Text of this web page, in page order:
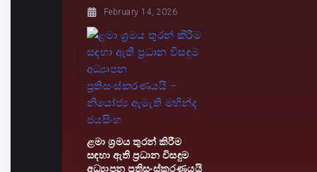
February 14, 2026
ළමා ශ්‍රමය තුරන් කිරීම
සඳහා ඇති ප්‍රධාන විසඳුම
අධ්‍යාපන ප්‍රතිසංස්කරණයයි